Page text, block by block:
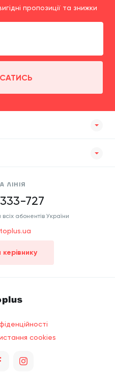
пропозиції та знижки
ЛІНІЯ
727
абонентів України
cookies